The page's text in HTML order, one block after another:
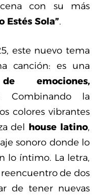
con su más
Estés Sola”.
este nuevo tema
canción: es una
emociones,
Combinando la
colores vibrantes
del house latino,
sonoro donde lo
lo íntimo. La letra,
de dos
de tener nuevas